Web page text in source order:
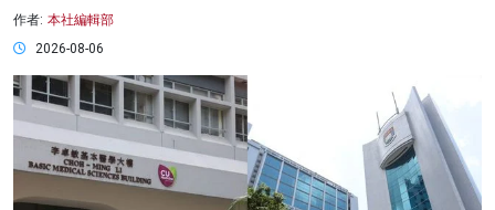
作者: 本社編輯部
2026-08-06